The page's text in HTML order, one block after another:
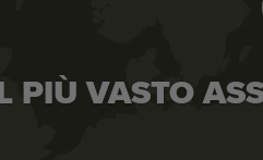
IL PIÙ VASTO